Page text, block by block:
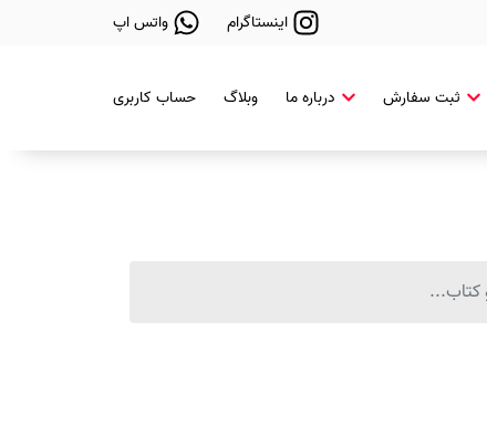
اینستاگرام واتس اپ
ثبت سفارش درباره ما وبلاگ حساب کاربری